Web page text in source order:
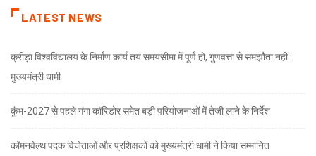
LATEST NEWS
क्रीड़ा विश्वविद्यालय के निर्माण कार्य तय समयसीमा में पूर्ण हो, गुणवत्ता से समझौता नहीं :
मुख्यमंत्री धामी
कुंभ-2027 से पहले गंगा कॉरिडोर समेत बड़ी परियोजनाओं में तेजी लाने के निर्देश
कॉमनवेल्थ पदक विजेताओं और प्रशिक्षकों को मुख्यमंत्री धामी ने किया सम्मानित